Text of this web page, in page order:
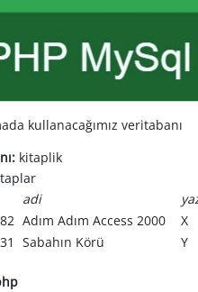
kullanacağımız veritabanı
kitaplik
adi
Adım Adım Access 2000
X
Sabahın Körü Y